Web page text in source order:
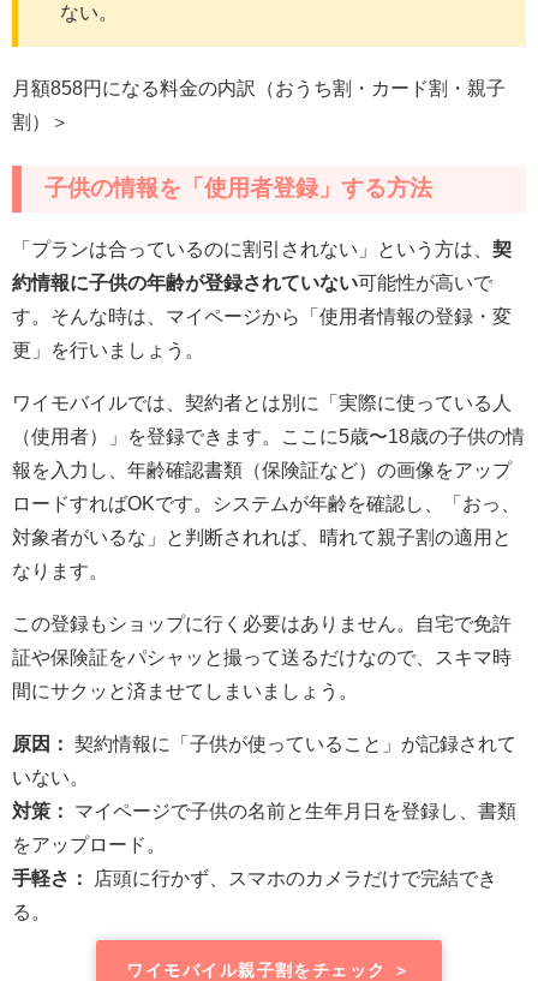
ない。
月額858円になる料金の内訳（おうち割・カード割・親子
割）＞
子供の情報を「使用者登録」する方法
「プランは合っているのに割引されない」という方は、 契
約情報に子供の年齢が登録されていない可能性が高いで
す。そんな時は、マイページから「使用者情報の登録・変
更」を行いましょう。
ワイモバイルでは、契約者とは別に「実際に使っている人
（使用者）」を登録できます。ここに5歳〜18歳の子供の情
報を入力し、年齢確認書類（保険証など）の画像をアップ
ロードすればOKです。システムが年齢を確認し、「おっ、
対象者がいるな」と判断されれば、晴れて親子割の適用と
なります。
この登録もショップに行く必要はありません。自宅で免許
証や保険証をパシャッと撮って送るだけなので、スキマ時
間にサクッと済ませてしまいましょう。
原因：
契約情報に「子供が使っていること」が記録されて
いない。
対策：
マイページで子供の名前と生年月日を登録し、書類
をアップロード。
手軽さ：
店頭に行かず、スマホのカメラだけで完結でき
る。
ワイモバイル親子割をチェック ＞